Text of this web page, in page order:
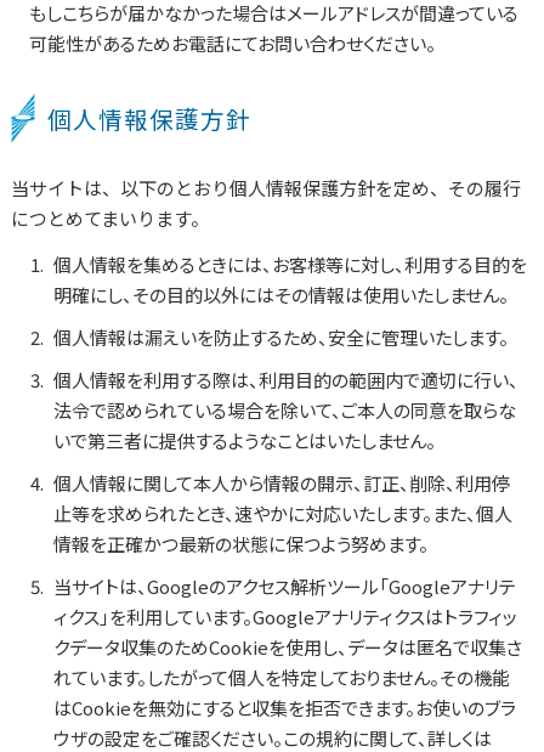
もしこちらが届かなかった場合はメールアドレスが間違っている
可能性があるためお電話にてお問い合わせください。
個人情報保護方針
当サイトは、以下のとおり個人情報保護方針を定め、その履行
につとめてまいります。
個人情報を集めるときには、お客様等に対し、利用する目的を
明確にし、その目的以外にはその情報は使用いたしません。
個人情報は漏えいを防止するため、安全に管理いたします。
個人情報を利用する際は、利用目的の範囲内で適切に行い、
法令で認められている場合を除いて、ご本人の同意を取らな
いで第三者に提供するようなことはいたしません。
個人情報に関して本人から情報の開示、訂正、削除、利用停
止等を求められたとき、速やかに対応いたします。また、個人
情報を正確かつ最新の状態に保つよう努めます。
当サイトは、Googleのアクセス解析ツール「Googleアナリテ
ィクス」を利用しています。Googleアナリティクスはトラフィッ
クデータ収集のためCookieを使用し、データは匿名で収集さ
れています。したがって個人を特定しておりません。その機能
はCookieを無効にすると収集を拒否できます。お使いのブラ
ウザの設定をご確認ください。この規約に関して、詳しくは